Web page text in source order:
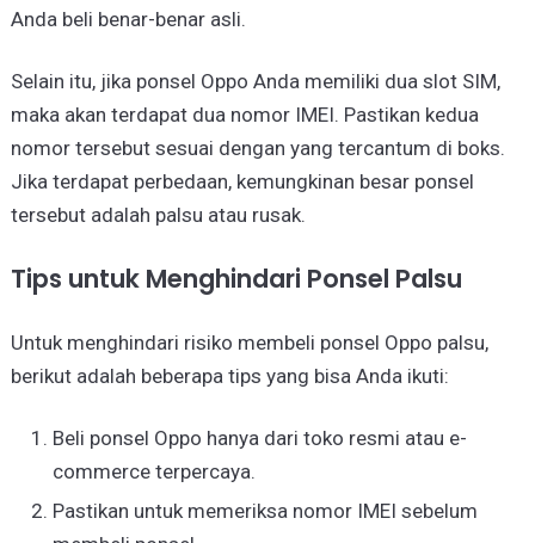
Anda beli benar-benar asli.
Selain itu, jika ponsel Oppo Anda memiliki dua slot SIM,
maka akan terdapat dua nomor IMEI. Pastikan kedua
nomor tersebut sesuai dengan yang tercantum di boks.
Jika terdapat perbedaan, kemungkinan besar ponsel
tersebut adalah palsu atau rusak.
Tips untuk Menghindari Ponsel Palsu
Untuk menghindari risiko membeli ponsel Oppo palsu,
berikut adalah beberapa tips yang bisa Anda ikuti:
Beli ponsel Oppo hanya dari toko resmi atau e-
commerce terpercaya.
Pastikan untuk memeriksa nomor IMEI sebelum